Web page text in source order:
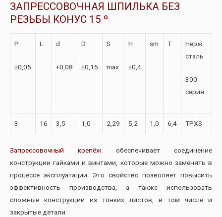
ЗАПРЕССОВОЧНАЯ ШПИЛЬКА БЕЗ
РЕЗЬБЫ КОНУС 15 º
P
±0,05
L d
+0,08
D
±0,15
S
max
H
±0,4
sm T
Нерж.
сталь
300
серия
3 16 3,5 1,0 2,29 5,2 1,0 6,4 TPXS
Запрессовочный крепёж обеспечивает соединение
конструкции гайками и винтами, которые можно заменять в
процессе эксплуатации. Это свойство позволяет повысить
эффективность производства, а также использовать
сложные конструкции из тонких листов, в том числе и
закрытые детали.